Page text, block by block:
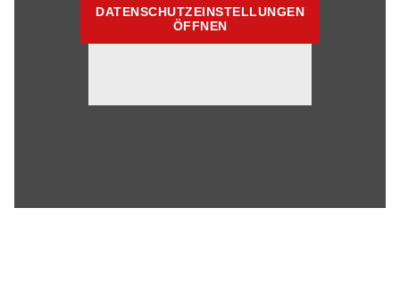
DATENSCHUTZEINSTELLUNGEN
ÖFFNEN